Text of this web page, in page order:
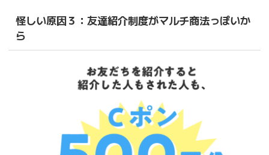
怪しい原因３：友達紹介制度がマルチ商法っぽいか
ら